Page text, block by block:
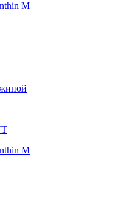
M
M